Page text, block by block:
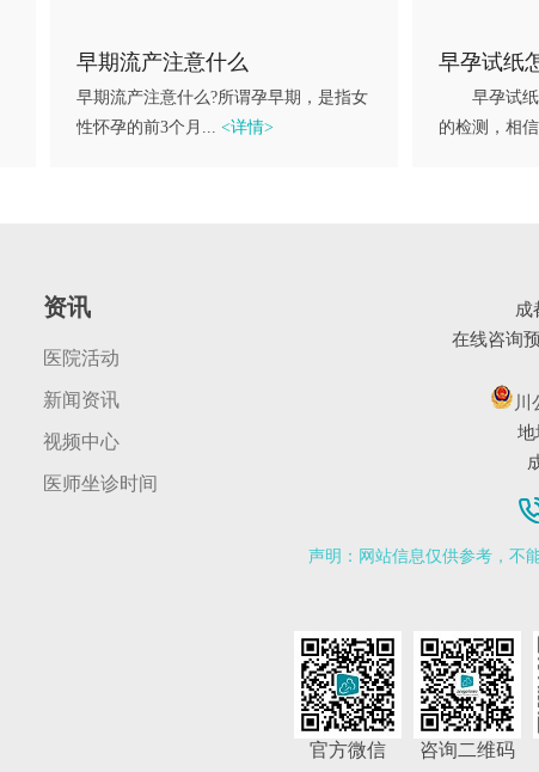
早期流产注意什么
早期流产注意什么?所谓孕早期，是指女
性怀孕的前3个月... <详情>
早孕试纸
早孕试纸
的检测，相
资讯
医院活动
新闻资讯
视频中心
医师坐诊时间
成
在线咨询
川
地
声明：网站信息仅供参考，不
官方微信 咨询二维码